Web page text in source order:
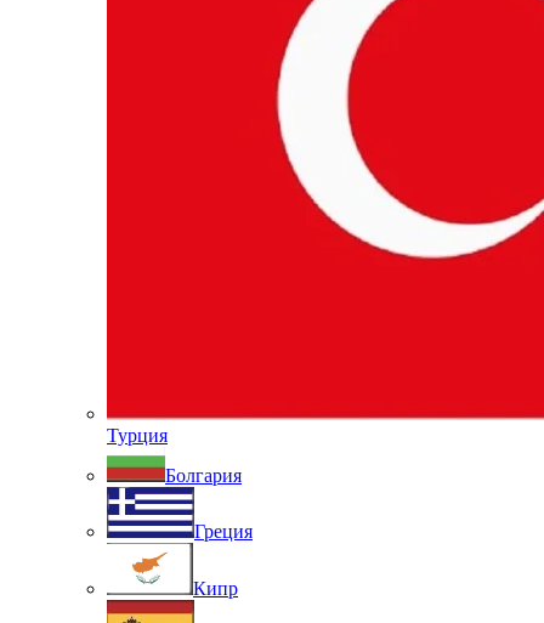
Турция
Болгария
Греция
Кипр